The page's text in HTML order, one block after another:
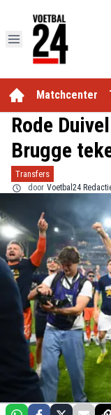
Matchcenter
Rode
Brugge
Transfers
door Voetbal24